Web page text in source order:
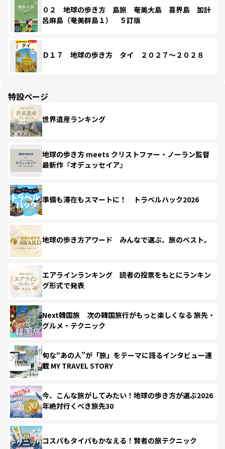
０２ 地球の歩き方 島旅 奄美大島 喜界島 加計
呂麻島（奄美群島１） ５訂版
Ｄ１７ 地球の歩き方 タイ ２０２７～２０２８
特設ページ
世界遺産ランキング
地球の歩き方 meets クリストファー・ノーラン監督
最新作『オデュッセイア』
準備も滞在もスマートに！ トラベルハック2026
地球の歩き方アワード みんなで選ぶ、旅のベスト。
エアラインランキング 読者の投票をもとにランキン
グ形式で発表
Next韓国旅 次の韓国旅行がもっと楽しくなる 旅先・
グルメ・テクニック
旬な“あの人”が「旅」をテーマに語るインタビュー連
載 MY TRAVEL STORY
今、こんな旅がしてみたい！地球の歩き方が選ぶ2026
年絶対行くべき旅先30
コスパもタイパもかなえる！賢者の旅テクニック